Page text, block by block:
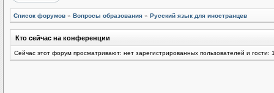
Список форумов » Вопросы образования » Русский язык для иностранцев
Кто сейчас на конференции
Сейчас этот форум просматривают: нет зарегистрированных пользователей и гости: